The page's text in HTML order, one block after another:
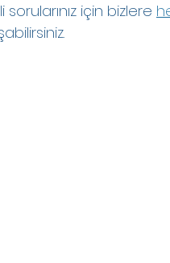
sorularınız için bizlere